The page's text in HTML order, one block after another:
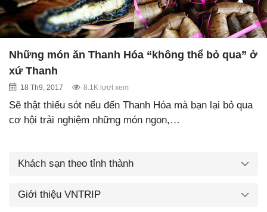
Những món ăn Thanh Hóa “không thể bỏ qua” ở
xứ Thanh
18 Th9, 2017 8.1K lượt xem
Sẽ thật thiếu sót nếu đến Thanh Hóa mà bạn lại bỏ qua
cơ hội trải nghiệm những món ngon,…
Khách sạn theo tỉnh thành
Giới thiệu VNTRIP